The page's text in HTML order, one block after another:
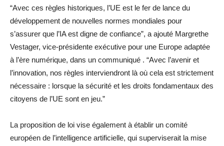
“Avec ces règles historiques, l’UE est le fer de lance du
développement de nouvelles normes mondiales pour
s’assurer que l’IA est digne de confiance”, a ajouté Margrethe
Vestager, vice-présidente exécutive pour une Europe adaptée
à l’ère numérique, dans un communiqué . “Avec l’avenir et
l’innovation, nos règles interviendront là où cela est strictement
nécessaire : lorsque la sécurité et les droits fondamentaux des
citoyens de l’UE sont en jeu.”
La proposition de loi vise également à établir un comité
européen de l’intelligence artificielle, qui superviserait la mise